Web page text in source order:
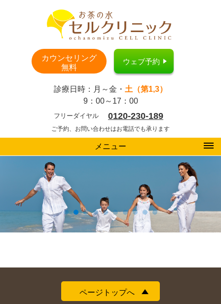
カウンセリング
無料
ウェブ予約
診療日時：月～金・ 土（第1,3）
9：00～17：00
フリーダイヤル 0120-230-189
ご予約、お問い合わせはお電話でも承ります
メニュー
ページトップへ